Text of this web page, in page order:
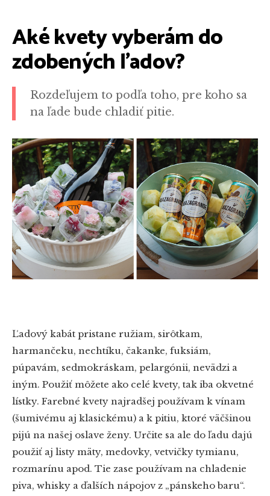
Aké kvety vyberám do
zdobených ľadov?
Rozdeľujem to podľa toho, pre koho sa
na ľade bude chladiť pitie.
Ľadový kabát pristane ružiam, sirôtkam,
harmančeku, nechtíku, čakanke, fuksiám,
púpavám, sedmokráskam, pelargónii, nevädzi a
iným. Použiť môžete ako celé kvety, tak iba okvetné
lístky. Farebné kvety najradšej používam k vínam
(šumivému aj klasickému) a k pitiu, ktoré väčšinou
pijú na našej oslave ženy. Určite sa ale do ľadu dajú
použiť aj listy mäty, medovky, vetvičky tymianu,
rozmarínu apod. Tie zase používam na chladenie
piva, whisky a ďalších nápojov z „pánskeho baru“.